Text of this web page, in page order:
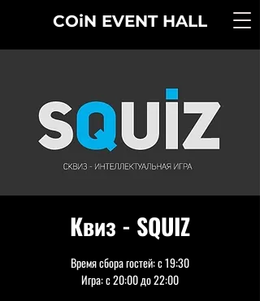
COiN EVENT HALL
Квиз - SQUIZ
Время сбора гостей: с 19:30
Игра: с 20:00 до 22:00